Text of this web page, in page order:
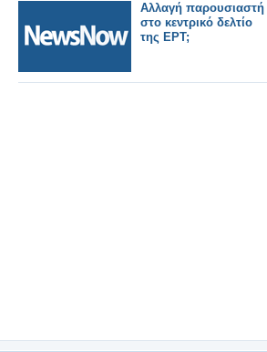
Αλλαγή παρουσιαστή
στο κεντρικό δελτίο
της ΕΡΤ;